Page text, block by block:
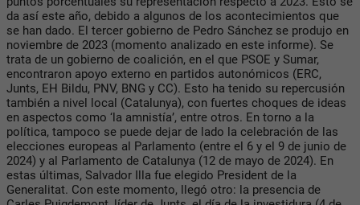
da así este año, debido a algunos de los acontecimientos que
se han dado. El tercer gobierno de Pedro Sánchez se produjo en
noviembre de 2023 (momento analizado en este informe). Se
trata de un gobierno de coalición, en el que PSOE y Sumar,
encontraron apoyo externo en partidos autonómicos (ERC,
Junts, EH Bildu, PNV, BNG y CC). Esto ha tenido su repercusión
también a nivel local (Catalunya), con fuertes choques de ideas
en aspectos como ‘la amnistía’, entre otros. En torno a la
política, tampoco se puede dejar de lado la celebración de las
elecciones europeas al Parlamento (entre el 6 y el 9 de junio de
2024) y al Parlamento de Catalunya (12 de mayo de 2024). En
estas últimas, Salvador Illa fue elegido President de la
Generalitat. Con este momento, llegó otro: la presencia de